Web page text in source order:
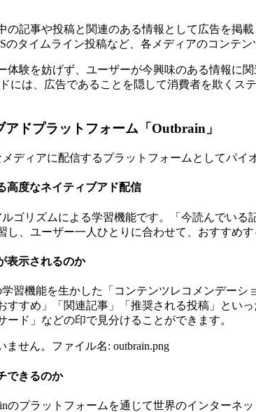
の記事や投稿と関連のある情報として広告を掲
のタイムライン投稿など、各メディアのコンテ
体験を妨げず、ユーザーが今興味のある情報に
には、広告であることを隠して消費者を欺く
ドプラットフォーム「Outbrain」
ディアに配信するプラットフォームとしてパイ
度なネイティブアド配信
ゴリズムによる学習機能です。「今読んでい
し、ユーザー一人ひとりに合わせて、おすすめ
表示されるのか
習機能を生かした「コンテンツレコメンデー
すすめ」「関連記事」「推奨される投稿」とい
ド」などの印で見分けることができます。
できるのか
のプラットフォームを通じて世界のインター